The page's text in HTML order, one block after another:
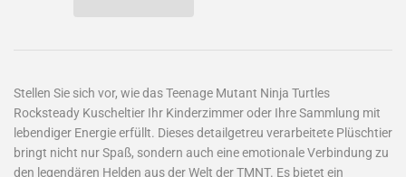
Stellen Sie sich vor, wie das Teenage Mutant Ninja Turtles
Rocksteady Kuscheltier Ihr Kinderzimmer oder Ihre Sammlung mit
lebendiger Energie erfüllt. Dieses detailgetreu verarbeitete Plüschtier
bringt nicht nur Spaß, sondern auch eine emotionale Verbindung zu
den legendären Helden aus der Welt der TMNT. Es bietet ein